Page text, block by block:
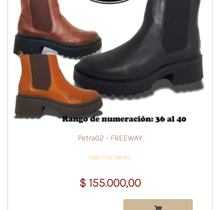
Petra02 - FREEWAY
Cód: 1152-38-NG
$ 155.000,00